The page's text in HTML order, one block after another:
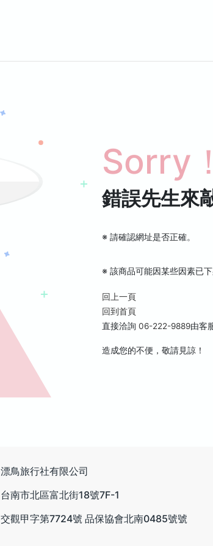
Sorry！
錯誤先生來
※ 請確認網址是否正確。
※ 該商品可能因某些因素已
回上一頁
回到首頁
直接洽詢 06-222-9889由客
造成您的不便，敬請見諒！
漂鳥旅行社有限公司
台南市北區富北街18號7F-1
交觀甲字第7724號 品保協會北南0485號號